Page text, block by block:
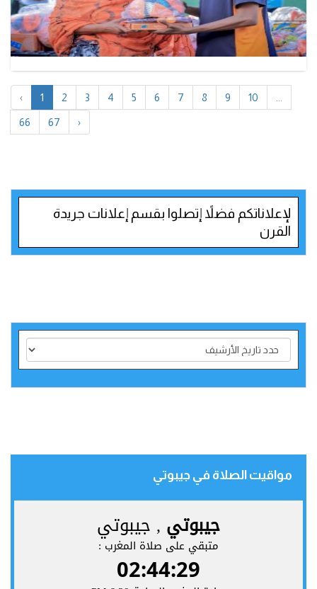
‹ 1 2 3 4 5 6 7 8 9 10
66 67 ›
لإعلاناتكم فضلاً إتصلوا بقسم إعلانات جريدة
القرن
مواقيت الصلاة في جيبوتي‎